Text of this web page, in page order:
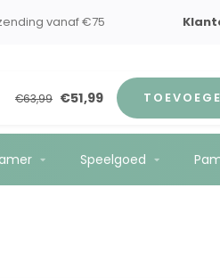
vanaf €75
Speelgoed
€63,99 €51,99